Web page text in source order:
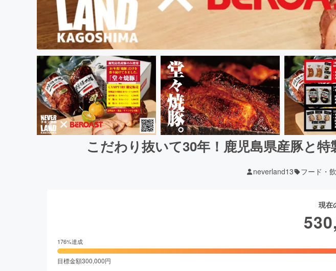
こだわり抜いて30年！鹿児島県産豚と
neverland13 フード・
現在
176%達成
目標金額300,000円